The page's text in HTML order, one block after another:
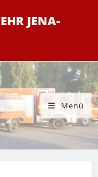
JENA-
Menü